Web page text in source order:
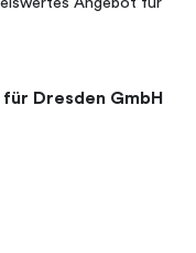
Dresden GmbH